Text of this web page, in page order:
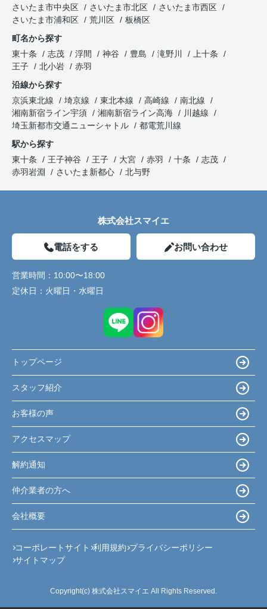
さいたま市中央区
さいたま市北区
さいたま市西区
さいたま市浦和区
荒川区
板橋区
町名から探す
東十条
志茂 浮間 神谷 豊島 滝野川
上十条
王子
北小岩
赤羽
沿線から探す
京浜東北線
埼京線 東北本線 高崎線
南北線
湘南新宿ライン宇須
湘南新宿ライン高海
川越線
埼玉新都市交通ニューシャトル
都電荒川線
駅から探す
東十条
王子神谷 王子 大宮 赤羽 十条
志茂
赤羽岩淵
さいたま新都心 北与野
株式会社スマイエ
電話をする お問い合わせ
営業時間： 10:00〜18:00
定休日： 火曜日・水曜日
トップページ
スタッフ紹介
お客様の声
アクセスマップ
解約通知
仲介業者の方へ
会社概要
コーポレートサイト 利用規約 プライバシーポリシー
サイトマップ
Copyright(c) 株式会社スマイエ All Rights Reserved.